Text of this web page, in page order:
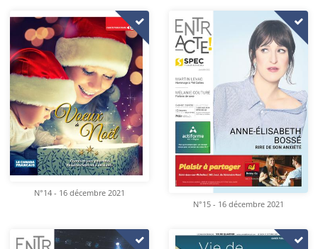
N°14 - 16 décembre 2021
N°15 - 16 décembre 2021